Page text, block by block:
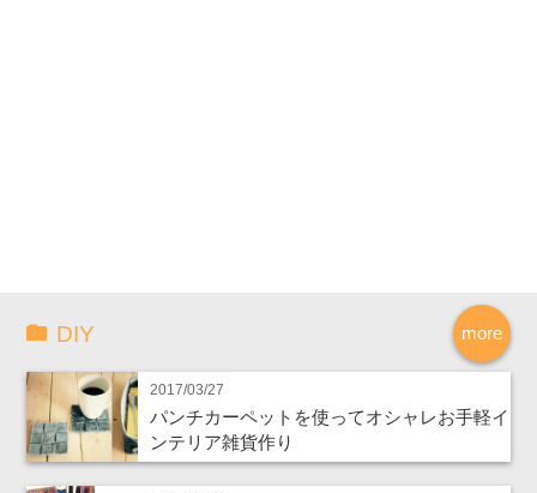
more
DIY
2017/03/27
パンチカーペットを使ってオシャレお手軽イ
ンテリア雑貨作り